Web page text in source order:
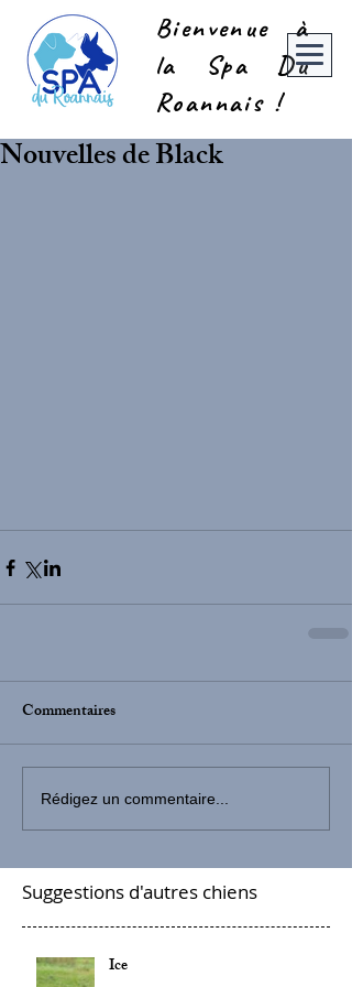
Bienvenue à
la Spa Du
Roannais !
Nouvelles de Black
Commentaires
Rédigez un commentaire...
Suggestions d'autres chiens
Ice